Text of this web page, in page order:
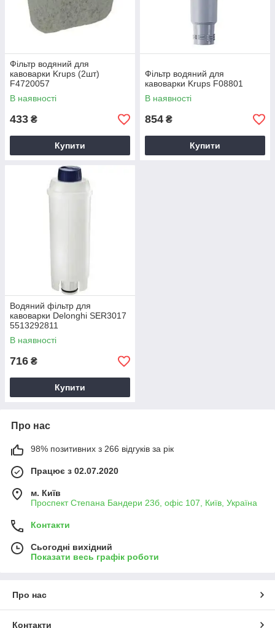
Фільтр водяний для
кавоварки Krups (2шт)
F4720057
В наявності
433 ₴
Купити
Фільтр водяний для
кавоварки Krups F08801
В наявності
854 ₴
Купити
Водяний фільтр для
кавоварки Delonghi SER3017
5513292811
В наявності
716 ₴
Купити
Про нас
98% позитивних з 266 відгуків за рік
Працює з 02.07.2020
м. Київ
Проспект Степана Бандери 23б, офіс 107, Київ, Україна
Контакти
Сьогодні вихідний
Показати весь графік роботи
Про нас
Контакти